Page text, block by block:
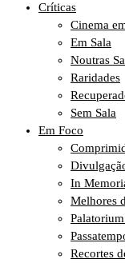
Críticas
Cinema
Em Sala
Noutras
Raridades
Sem Sala
Em Foco
In
Melhores
Recortes